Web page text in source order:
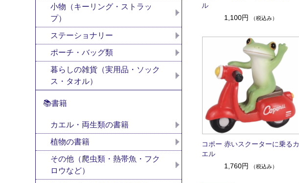
ル
1,100円
（税込み）
コポー 赤いスクーターに乗るカ
エル
1,760円
（税込み）
小物（キーリング・ストラッ
プ）
ステーショナリー
ポーチ・バッグ類
暮らしの雑貨（実用品・ソック
ス・タオル）
📚書籍
カエル・両生類の書籍
植物の書籍
その他（爬虫類・熱帯魚・フク
ロウなど）